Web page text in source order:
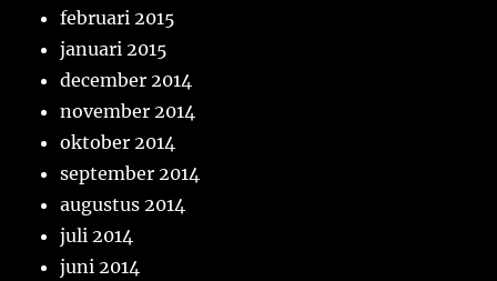
februari 2015
januari 2015
december 2014
november 2014
oktober 2014
september 2014
augustus 2014
juli 2014
juni 2014